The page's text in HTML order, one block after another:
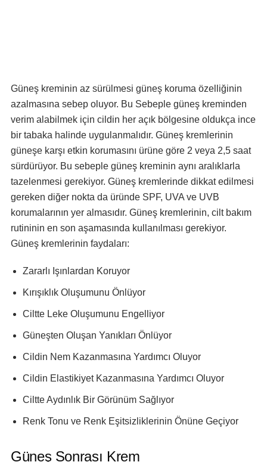
Güneş kreminin az sürülmesi güneş koruma özelliğinin
azalmasına sebep oluyor. Bu Sebeple güneş kreminden
verim alabilmek için cildin her açık bölgesine oldukça ince
bir tabaka halinde uygulanmalıdır. Güneş kremlerinin
güneşe karşı etkin korumasını ürüne göre 2 veya 2,5 saat
sürdürüyor. Bu sebeple güneş kreminin aynı aralıklarla
tazelenmesi gerekiyor. Güneş kremlerinde dikkat edilmesi
gereken diğer nokta da üründe SPF, UVA ve UVB
korumalarının yer almasıdır. Güneş kremlerinin, cilt bakım
rutininin en son aşamasında kullanılması gerekiyor.
Güneş kremlerinin faydaları:
Zararlı Işınlardan Koruyor
Kırışıklık Oluşumunu Önlüyor
Ciltte Leke Oluşumunu Engelliyor
Güneşten Oluşan Yanıkları Önlüyor
Cildin Nem Kazanmasına Yardımcı Oluyor
Cildin Elastikiyet Kazanmasına Yardımcı Oluyor
Ciltte Aydınlık Bir Görünüm Sağlıyor
Renk Tonu ve Renk Eşitsizliklerinin Önüne Geçiyor
Güneş Sonrası Krem